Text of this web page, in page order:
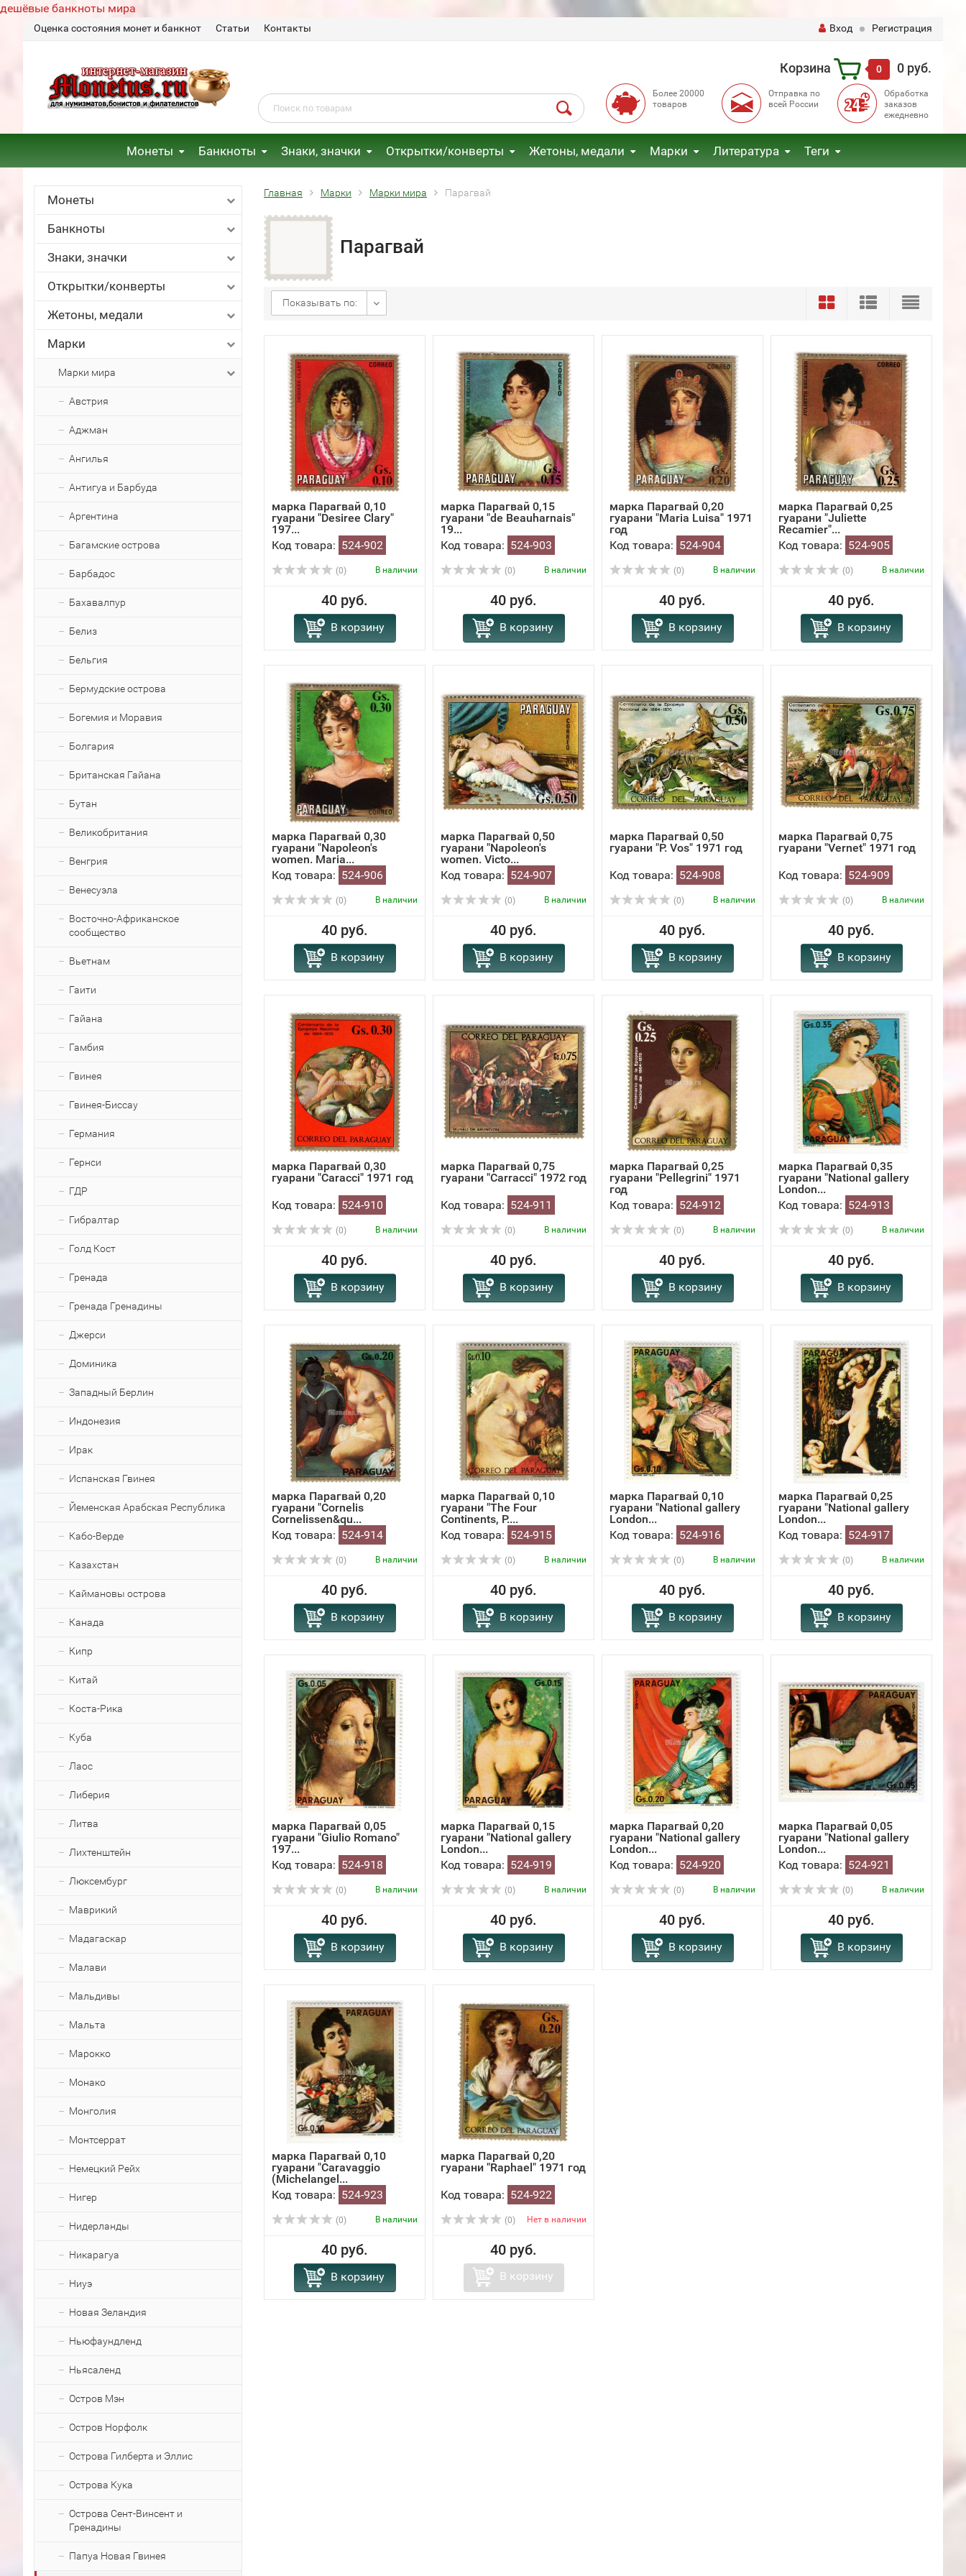
дешёвые банкноты мира
Оценка состояния монет и банкнот Статьи Контакты Вход Регистрация
Корзина 0 0 руб.
Более 20000
товаров
Отправка по
всей России
Обработка
заказов
ежедневно
Монеты Банкноты Знаки, значки Открытки/конверты Жетоны, медали Марки Литература Теги
Монеты
Банкноты
Знаки, значки
Открытки/конверты
Жетоны, медали
Марки
Марки мира
Австрия
Аджман
Ангилья
Антигуа и Барбуда
Аргентина
Багамские острова
Барбадос
Бахавалпур
Белиз
Бельгия
Бермудские острова
Богемия и Моравия
Болгария
Британская Гайана
Бутан
Великобритания
Венгрия
Венесуэла
Восточно-Африканское
сообщество
Вьетнам
Гаити
Гайана
Гамбия
Гвинея
Гвинея-Биссау
Германия
Гернси
ГДР
Гибралтар
Голд Кост
Гренада
Гренада Гренадины
Джерси
Доминика
Западный Берлин
Индонезия
Ирак
Испанская Гвинея
Йеменская Арабская Республика
Кабо-Верде
Казахстан
Каймановы острова
Канада
Кипр
Китай
Коста-Рика
Куба
Лаос
Либерия
Литва
Лихтенштейн
Люксембург
Маврикий
Мадагаскар
Малави
Мальдивы
Мальта
Марокко
Монако
Монголия
Монтсеррат
Немецкий Рейх
Нигер
Нидерланды
Никарагуа
Ниуэ
Новая Зеландия
Ньюфаундленд
Ньясаленд
Остров Мэн
Остров Норфолк
Острова Гилберта и Эллис
Острова Кука
Острова Сент-Винсент и
Гренадины
Папуа Новая Гвинея
Главная Марки Марки мира Парагвай
Парагвай
Показывать по:
марка Парагвай 0,10
гуарани "Desiree Clary"
197...
Код товара: 524-902
(0) В наличии
40 руб.
В корзину
марка Парагвай 0,15
гуарани "de Beauharnais"
19...
Код товара: 524-903
(0) В наличии
40 руб.
В корзину
марка Парагвай 0,20
гуарани "Maria Luisa" 1971
год
Код товара: 524-904
(0) В наличии
40 руб.
В корзину
марка Парагвай 0,25
гуарани "Juliette
Recamier"...
Код товара: 524-905
(0) В наличии
40 руб.
В корзину
марка Парагвай 0,30
гуарани "Napoleon's
women. Maria...
Код товара: 524-906
(0) В наличии
40 руб.
В корзину
марка Парагвай 0,50
гуарани "Napoleon's
women. Victo...
Код товара: 524-907
(0) В наличии
40 руб.
В корзину
марка Парагвай 0,50
гуарани "P. Vos" 1971 год
Код товара: 524-908
(0) В наличии
40 руб.
В корзину
марка Парагвай 0,75
гуарани "Vernet" 1971 год
Код товара: 524-909
(0) В наличии
40 руб.
В корзину
марка Парагвай 0,30
гуарани "Caracci" 1971 год
Код товара: 524-910
(0) В наличии
40 руб.
В корзину
марка Парагвай 0,75
гуарани "Carracci" 1972 год
Код товара: 524-911
(0) В наличии
40 руб.
В корзину
марка Парагвай 0,25
гуарани "Pellegrini" 1971
год
Код товара: 524-912
(0) В наличии
40 руб.
В корзину
марка Парагвай 0,35
гуарани "National gallery
London...
Код товара: 524-913
(0) В наличии
40 руб.
В корзину
марка Парагвай 0,20
гуарани "Cornelis
Cornelissen&qu...
Код товара: 524-914
(0) В наличии
40 руб.
В корзину
марка Парагвай 0,10
гуарани "The Four
Continents, P....
Код товара: 524-915
(0) В наличии
40 руб.
В корзину
марка Парагвай 0,10
гуарани "National gallery
London...
Код товара: 524-916
(0) В наличии
40 руб.
В корзину
марка Парагвай 0,25
гуарани "National gallery
London...
Код товара: 524-917
(0) В наличии
40 руб.
В корзину
марка Парагвай 0,05
гуарани "Giulio Romano"
197...
Код товара: 524-918
(0) В наличии
40 руб.
В корзину
марка Парагвай 0,15
гуарани "National gallery
London...
Код товара: 524-919
(0) В наличии
40 руб.
В корзину
марка Парагвай 0,20
гуарани "National gallery
London...
Код товара: 524-920
(0) В наличии
40 руб.
В корзину
марка Парагвай 0,05
гуарани "National gallery
London...
Код товара: 524-921
(0) В наличии
40 руб.
В корзину
марка Парагвай 0,10
гуарани "Caravaggio
(Michelangel...
Код товара: 524-923
(0) В наличии
40 руб.
В корзину
марка Парагвай 0,20
гуарани "Raphael" 1971 год
Код товара: 524-922
(0) Нет в наличии
40 руб.
В корзину